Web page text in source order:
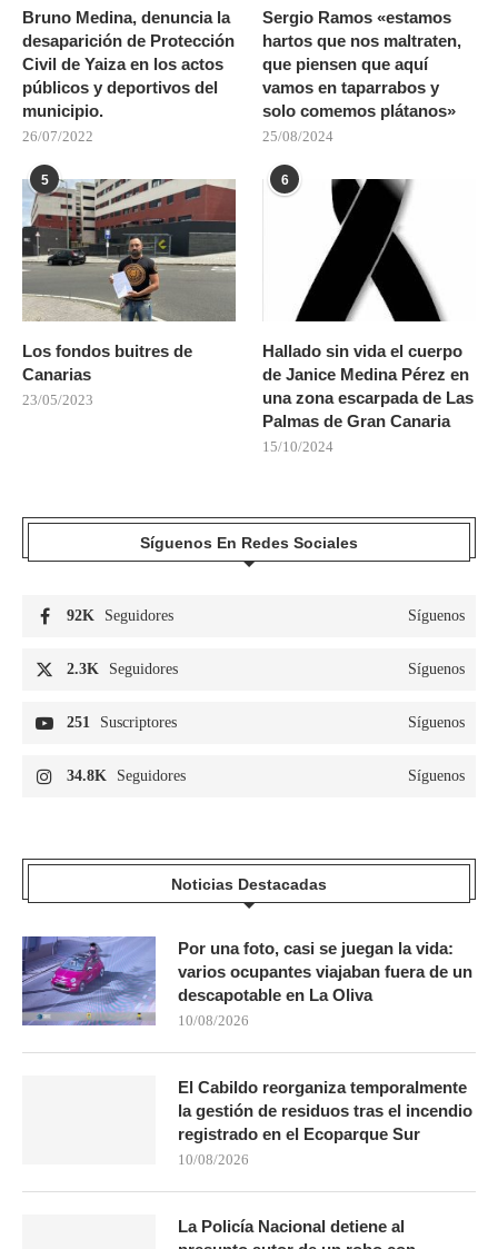
Bruno Medina, denuncia la
desaparición de Protección
Civil de Yaiza en los actos
públicos y deportivos del
municipio.
26/07/2022
Sergio Ramos «estamos
hartos que nos maltraten,
que piensen que aquí
vamos en taparrabos y
solo comemos plátanos»
25/08/2024
5
Los fondos buitres de
Canarias
23/05/2023
6
Hallado sin vida el cuerpo
de Janice Medina Pérez en
una zona escarpada de Las
Palmas de Gran Canaria
15/10/2024
Síguenos En Redes Sociales
92K Seguidores Síguenos
2.3K Seguidores Síguenos
251 Suscriptores Síguenos
34.8K Seguidores Síguenos
Noticias Destacadas
Por una foto, casi se juegan la vida:
varios ocupantes viajaban fuera de un
descapotable en La Oliva
10/08/2026
El Cabildo reorganiza temporalmente
la gestión de residuos tras el incendio
registrado en el Ecoparque Sur
10/08/2026
La Policía Nacional detiene al